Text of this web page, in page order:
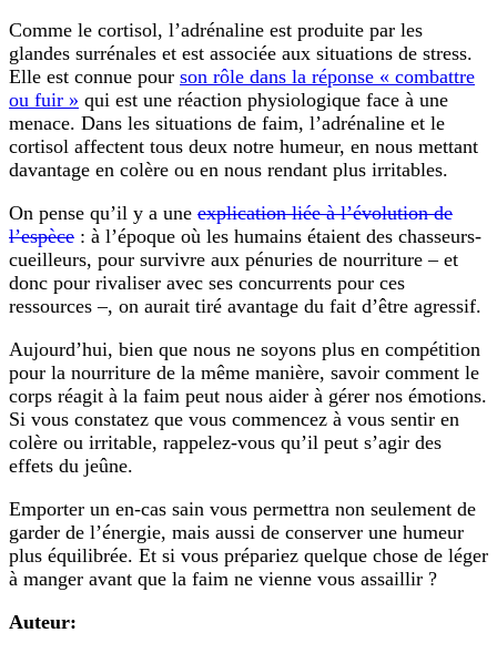
Comme le cortisol, l’adrénaline est produite par les
glandes surrénales et est associée aux situations de stress.
Elle est connue pour son rôle dans la réponse « combattre
ou fuir » qui est une réaction physiologique face à une
menace. Dans les situations de faim, l’adrénaline et le
cortisol affectent tous deux notre humeur, en nous mettant
davantage en colère ou en nous rendant plus irritables.
On pense qu’il y a une explication liée à l’évolution de
l’espèce : à l’époque où les humains étaient des chasseurs-
cueilleurs, pour survivre aux pénuries de nourriture – et
donc pour rivaliser avec ses concurrents pour ces
ressources –, on aurait tiré avantage du fait d’être agressif.
Aujourd’hui, bien que nous ne soyons plus en compétition
pour la nourriture de la même manière, savoir comment le
corps réagit à la faim peut nous aider à gérer nos émotions.
Si vous constatez que vous commencez à vous sentir en
colère ou irritable, rappelez-vous qu’il peut s’agir des
effets du jeûne.
Emporter un en-cas sain vous permettra non seulement de
garder de l’énergie, mais aussi de conserver une humeur
plus équilibrée. Et si vous prépariez quelque chose de léger
à manger avant que la faim ne vienne vous assaillir ?
Auteur: